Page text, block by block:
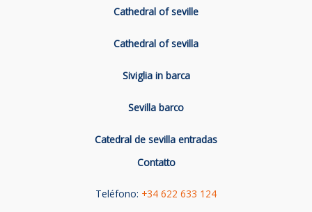
Cathedral of seville
Cathedral of sevilla
Siviglia in barca
Sevilla barco
Catedral de sevilla entradas
Contatto
Teléfono: +34 622 633 124